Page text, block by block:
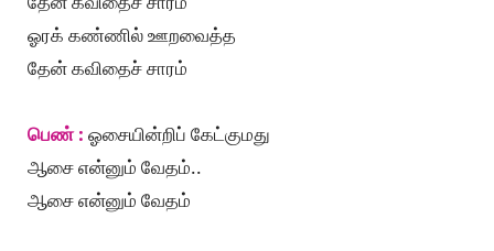
ஓரக் கண்ணில் ஊறவைத்த
தேன் கவிதைச் சாரம்
பெண் : ஓசையின்றிப் கேட்குமது
ஆசை என்னும் வேதம்..
ஆசை என்னும் வேதம்